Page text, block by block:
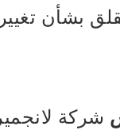
بشأن
شركة